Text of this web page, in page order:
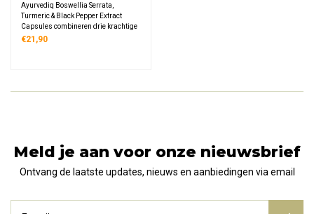
Extract Capsules
Ayurvediq Boswellia Serrata,
Turmeric & Black Pepper Extract
Capsules combineren drie krachtige
Ayurvedische kruiden in één formule.
€21,90
Meld je aan voor onze nieuwsbrief
Ontvang de laatste updates, nieuws en aanbiedingen via email